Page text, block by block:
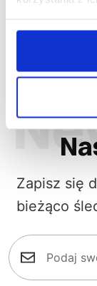
Zapisz się
bieżąco